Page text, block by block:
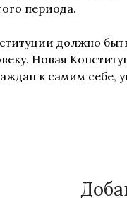
периода.
должно
Новая
к самим себе,